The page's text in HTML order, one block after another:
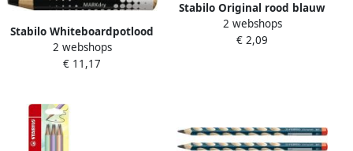
Stabilo Whiteboardpotlood
MARKdry 648 4 inclusief
slijper en microvezeldoek
2 webshops
€ 11,17
Stabilo Original rood blauw
potlood
2 webshops
€ 2,09